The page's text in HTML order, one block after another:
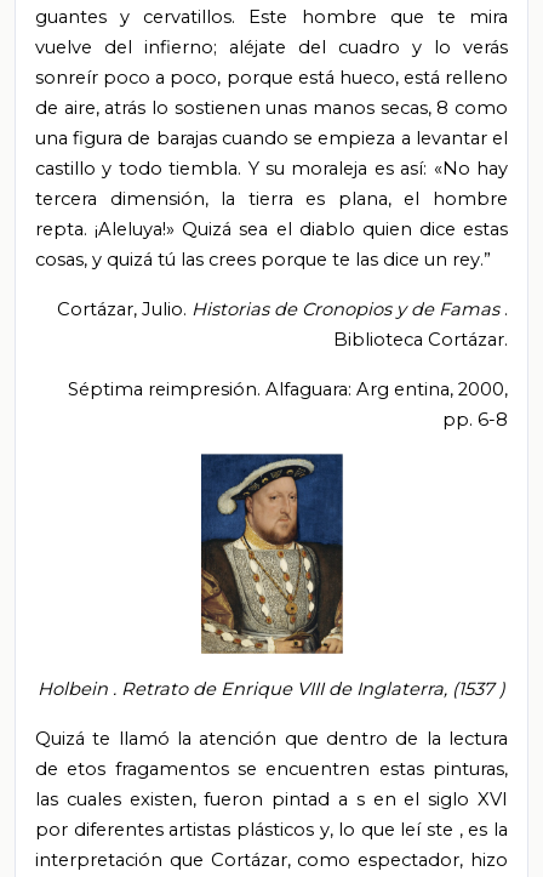
guantes y cervatillos. Este hombre que te mira
vuelve del infierno; aléjate del cuadro y lo verás
sonreír poco a poco, porque está hueco, está relleno
de aire, atrás lo sostienen unas manos secas, 8 como
una figura de barajas cuando se empieza a levantar el
castillo y todo tiembla. Y su moraleja es así: «No hay
tercera dimensión, la tierra es plana, el hombre
repta. ¡Aleluya!» Quizá sea el diablo quien dice estas
cosas, y quizá tú las crees porque te las dice un rey.”
Cortázar, Julio. Historias de Cronopios y de Famas .
Biblioteca Cortázar.
Séptima reimpresión. Alfaguara: Arg entina, 2000,
pp. 6-8
Holbein . Retrato de Enrique VIII de Inglaterra, (1537 )
Quizá te llamó la atención que dentro de la lectura
de etos fragamentos se encuentren estas pinturas,
las cuales existen, fueron pintad a s en el siglo XVI
por diferentes artistas plásticos y, lo que leíste , es la
interpretación que Cortázar, como espectador, hizo